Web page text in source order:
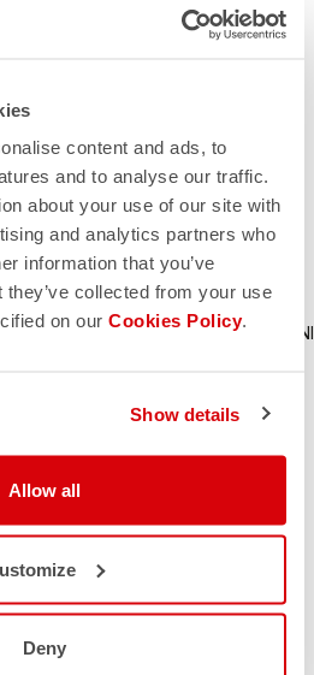
content and ads, to
and to analyse our traffic.
about your use of our site with
and analytics partners who
information that you’ve
collected from your use
on our Cookies Policy.
Show details
Allow all
Deny
MAGLIE PANTALONCINI
ACCESSORI